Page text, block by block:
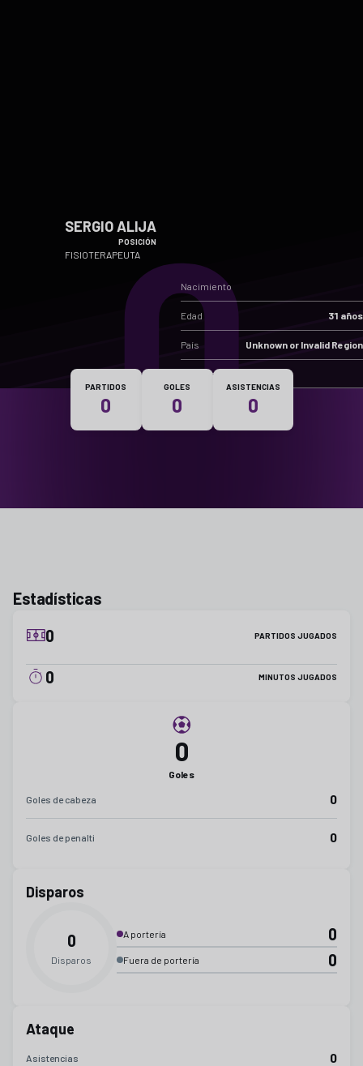
0
SERGIO ALIJA
POSICIÓN
FISIOTERAPEUTA
Nacimiento
Edad 31 años
País Unknown or Invalid Region
Nacionalidad
PARTIDOS
0
GOLES
0
ASISTENCIAS
0
Estadísticas
0
PARTIDOS JUGADOS
0 MINUTOS JUGADOS
0
Goles
Goles de cabeza 0
Goles de penalti 0
Disparos
0
Disparos
A portería 0
Fuera de portería 0
Ataque
Asistencias 0